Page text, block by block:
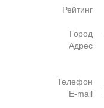
Рейтинг
Город
Адрес
Телефон
E-mail